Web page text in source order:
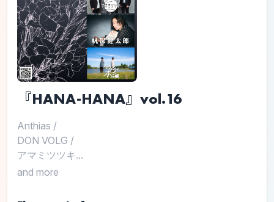
『HANA-HANA』vol.16
Anthias /
DON VOLG /
アマミツツキ...
and more